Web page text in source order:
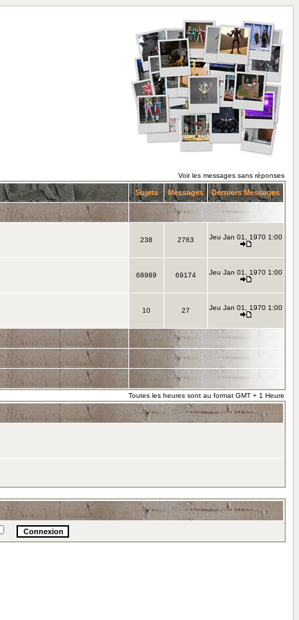
Voir les messages sans réponses
Sujets Messages Derniers Messages
238 2763 Jeu Jan 01, 1970 1:00
68989 69174 Jeu Jan 01, 1970 1:00
10 27 Jeu Jan 01, 1970 1:00
Toutes les heures sont au format GMT + 1 Heure